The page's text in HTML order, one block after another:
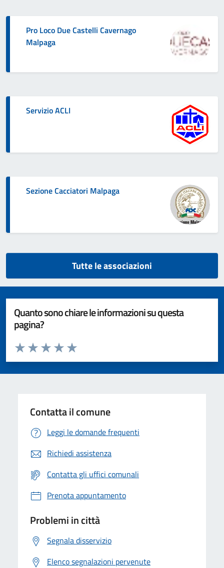
Pro Loco Due Castelli Cavernago
Malpaga
Servizio ACLI
Sezione Cacciatori Malpaga
Tutte le associazioni
Quanto sono chiare le informazioni su questa
pagina?
Valuta da 1 a 5 stelle la pagina
Valuta 5 stelle su 5
Valuta 4 stelle su 5
Valuta 3 stelle su 5
Valuta 2 stelle su 5
Valuta 1 stelle su 5
Contatta il comune
Leggi le domande frequenti
Richiedi assistenza
Contatta gli uffici comunali
Prenota appuntamento
Problemi in città
Segnala disservizio
Elenco segnalazioni pervenute